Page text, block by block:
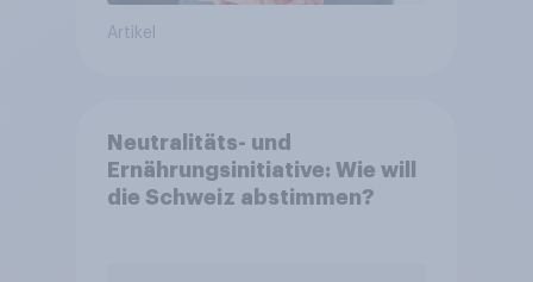
Artikel
Neutralitäts- und
Ernährungsinitiative: Wie will
die Schweiz abstimmen?